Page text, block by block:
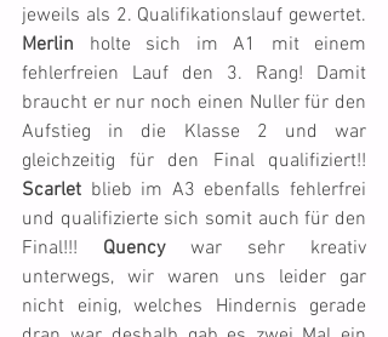
Merlin holte sich im A1 mit einem
fehlerfreien Lauf den 3. Rang! Damit
braucht er nur noch einen Nuller für den
Aufstieg in die Klasse 2 und war
Scarlet blieb im A3 ebenfalls fehlerfrei
und qualifizierte sich somit auch für den
Final!!! Quency war sehr kreativ
unterwegs, wir waren uns leider gar
nicht einig, welches Hindernis gerade